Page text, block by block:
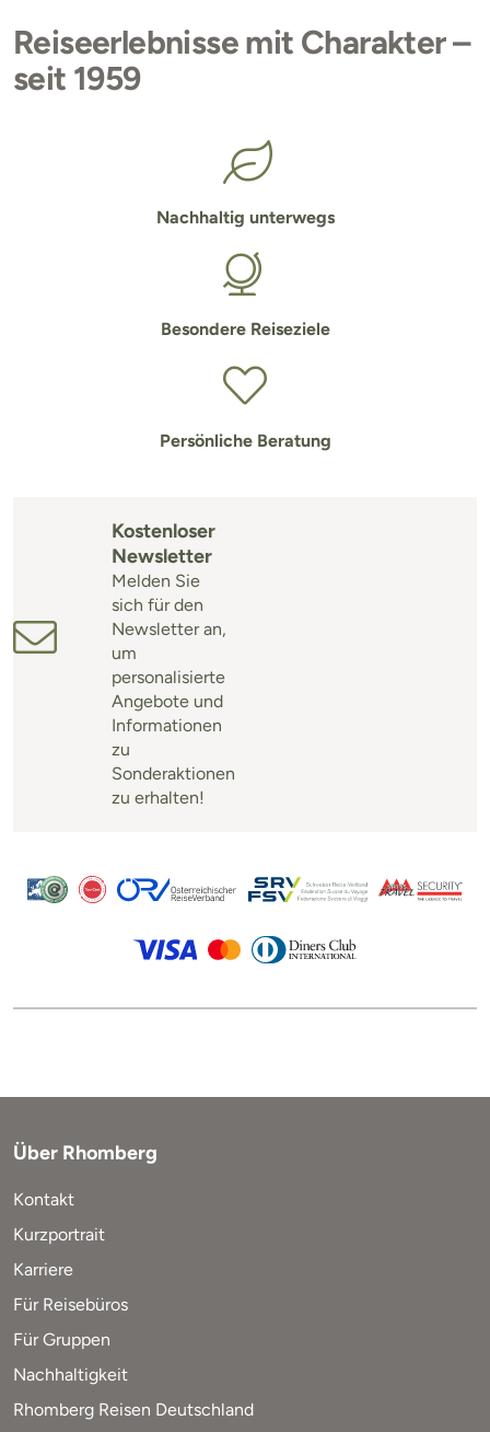
Reiseerlebnisse mit Charakter –
seit 1959
Nachhaltig unterwegs
Besondere Reiseziele
Persönliche Beratung
Kostenloser
Newsletter
Melden Sie
sich für den
Newsletter an,
um
personalisierte
Angebote und
Informationen
zu
Sonderaktionen
zu erhalten!
Über Rhomberg
Kontakt
Kurzportrait
Karriere
Für Reisebüros
Für Gruppen
Nachhaltigkeit
Rhomberg Reisen Deutschland